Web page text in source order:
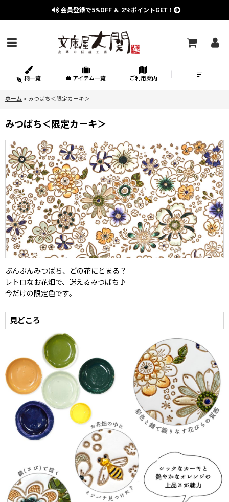
会員登録で5%OFF ＆ 2％ポイントGET！
柄一覧 アイテム一覧 ご利用案内
ホーム > みつばち＜限定カーキ＞
みつばち＜限定カーキ＞
ぶんぶんみつばち、どの花にとまる？
レトロなお花畑で、迷えるみつばち♪
今だけの限定色です。
見どころ